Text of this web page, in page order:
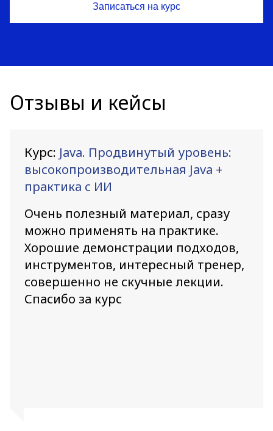
Отзывы и кейсы
Курс: Java. Продвинутый уровень:
высокопроизводительная Java +
практика с ИИ
Очень полезный материал, сразу
можно применять на практике.
Хорошие демонстрации подходов,
инструментов, интересный тренер,
совершенно не скучные лекции.
Спасибо за курс